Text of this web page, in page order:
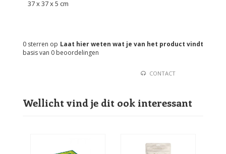
37 x 37 x 5 cm
Laat hier weten wat je van het product vindt
0 sterren op
basis van 0 beoordelingen
CONTACT
Wellicht vind je dit ook interessant